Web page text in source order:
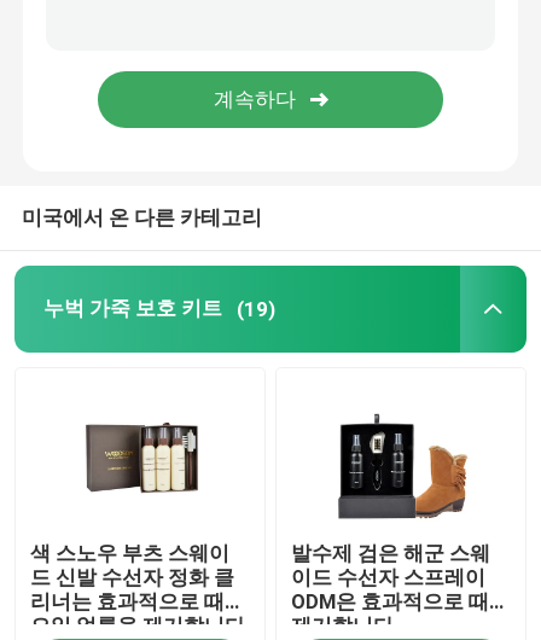
크림을 기르는 가죽
신발 세정 크림
스니커즈 보호 키트
스웨이드 누벅 보호기 스프레이
미국에서 온 다른 카테고리
누벅 가죽 보호 키트 (19)
색 스노우 부츠 스웨이
드 신발 수선자 정화 클
리너는 효과적으로 때
오일 얼룩을 제거합니다
발수제 검은 해군 스웨
이드 수선자 스프레이
ODM은 효과적으로 때를
제거합니다